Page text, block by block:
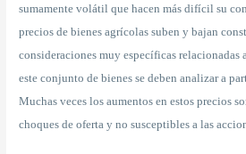
sumamente volátil que hacen más difícil su
precios de bienes agrícolas suben y bajan
consideraciones muy específicas relacionadas
este conjunto de bienes se deben analizar a
Muchas veces los aumentos en estos precios
choques de oferta y no susceptibles a las